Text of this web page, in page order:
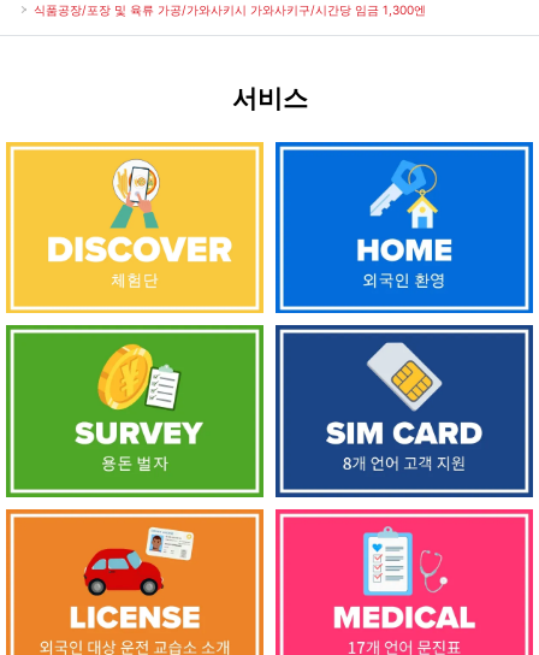
식품공장/포장 및 육류 가공/가와사키시 가와사키구/시간당 임금 1,300엔
서비스